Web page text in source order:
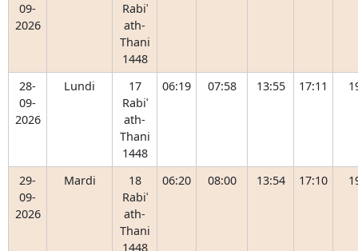
09-
2026
Rabiʿ
ath-
Thani
1448
28-
09-
2026
Lundi
17
Rabiʿ
ath-
Thani
1448
06:19 07:58 13:55 17:11
29-
09-
2026
Mardi
18
Rabiʿ
ath-
Thani
1448
06:20 08:00 13:54 17:10